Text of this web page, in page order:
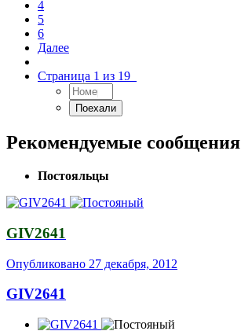
4
5
6
Далее
Страница 1 из 19
Рекомендуемые сообщения
Постояльцы
GIV2641
Опубликовано 27 декабря, 2012
GIV2641